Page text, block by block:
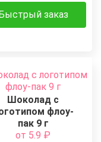
Быстрый заказ
Шоколад с
флоу-
пак 9 г
от 5.9 ₽